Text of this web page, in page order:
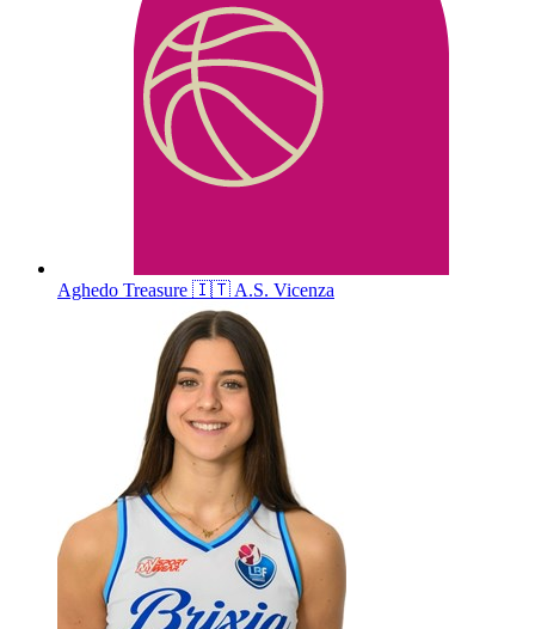
Aghedo Treasure 🇮🇹A.S. Vicenza